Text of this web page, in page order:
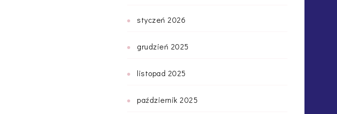
styczeń 2026
grudzień 2025
listopad 2025
październik 2025